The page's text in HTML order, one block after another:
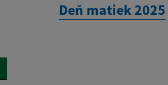
Deň matiek 2025